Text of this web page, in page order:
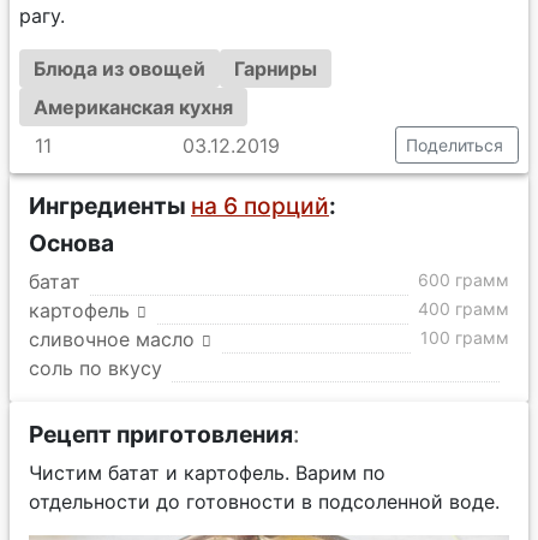
рагу.
Блюда из овощей
Гарниры
Американская кухня
11
03.12.2019 Поделиться
Ингредиенты на 6 порций:
Основа
батат 600 грамм
картофель 400 грамм
сливочное масло 100 грамм
соль по вкусу
Рецепт приготовления:
Чистим батат и картофель. Варим по
отдельности до готовности в подсоленной воде.